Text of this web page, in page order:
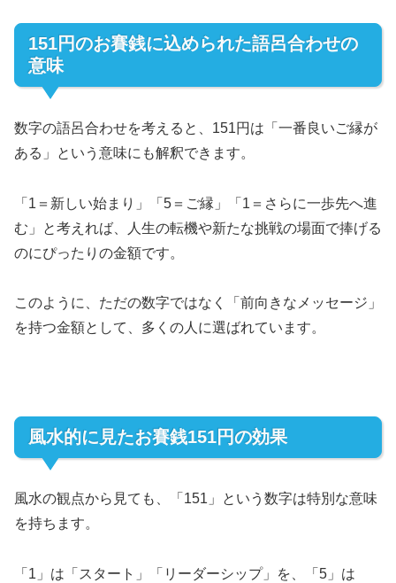
151円のお賽銭に込められた語呂合わせの
意味
数字の語呂合わせを考えると、151円は「一番良いご縁が
ある」という意味にも解釈できます。
「1＝新しい始まり」「5＝ご縁」「1＝さらに一歩先へ進
む」と考えれば、人生の転機や新たな挑戦の場面で捧げる
のにぴったりの金額です。
このように、ただの数字ではなく「前向きなメッセージ」
を持つ金額として、多くの人に選ばれています。
風水的に見たお賽銭151円の効果
風水の観点から見ても、「151」という数字は特別な意味
を持ちます。
「1」は「スタート」「リーダーシップ」を、「5」は